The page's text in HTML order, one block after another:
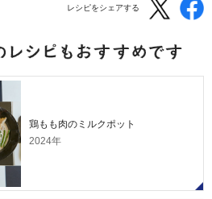
レシピをシェアする
鶏もも肉のミルクポット
2024年